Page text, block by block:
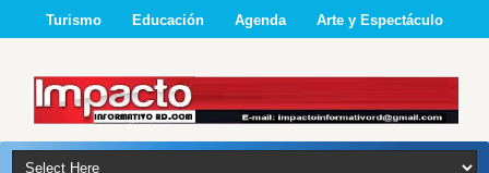
Turismo Educación Agenda Arte y Espectáculo